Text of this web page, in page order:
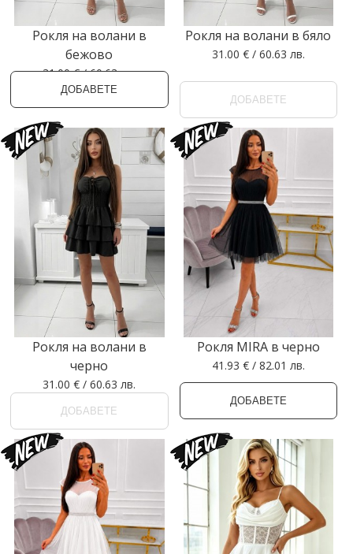
Рокля на волани в
бежово
31.00 € / 60.63 лв.
ДОБАВЕТЕ
Рокля на волани в бяло
31.00 € / 60.63 лв.
ДОБАВЕТЕ
Рокля на волани в
черно
31.00 € / 60.63 лв.
ДОБАВЕТЕ
Рокля MIRA в черно
41.93 € / 82.01 лв.
ДОБАВЕТЕ